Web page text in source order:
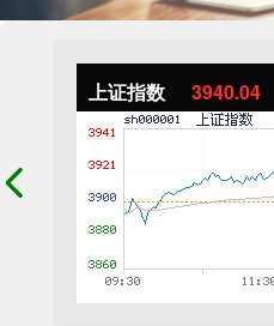
上证指数 3940.04